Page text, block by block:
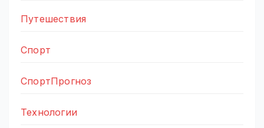
Путешествия
Спорт
СпортПрогноз
Технологии